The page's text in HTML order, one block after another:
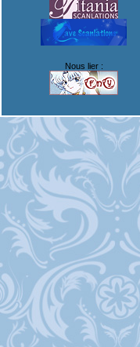
Nous lier :